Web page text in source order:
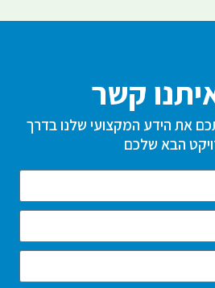
קשר
את הידע המקצועי שלנו בדרך
הבא שלכם